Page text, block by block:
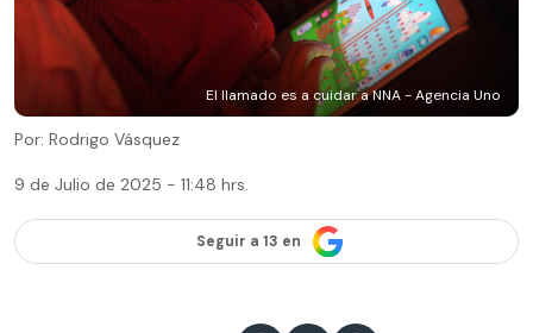
El llamado es a cuidar a NNA - Agencia Uno
Por: Rodrigo Vásquez
9 de Julio de 2025 - 11:48 hrs.
Seguir a 13 en